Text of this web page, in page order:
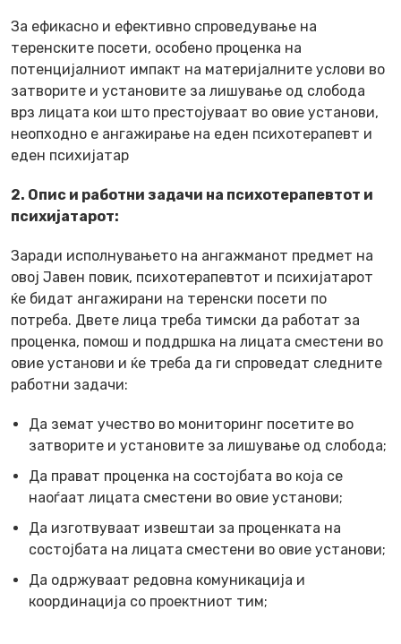
За ефикасно и ефективно спроведување на
теренските посети, особено проценка на
потенцијалниот импакт на материјалните услови во
затворите и установите за лишување од слобода
врз лицата кои што престојуваат во овие установи,
неопходно е ангажирање на еден психотерапевт и
еден психијатар
2. Опис и работни задачи на психотерапевтот и
психијатарот:
Заради исполнувањето на ангажманот предмет на
овој Јавен повик, психотерапевтот и психијатарот
ќе бидат ангажирани на теренски посети по
потреба. Двете лица треба тимски да работат за
проценка, помош и поддршка на лицата сместени во
овие установи и ќе треба да ги спроведат следните
работни задачи:
Да земат учество во мониторинг посетите во
затворите и установите за лишување од слобода;
Да прават проценка на состојбата во која се
наоѓаат лицата сместени во овие установи;
Да изготвуваат извештаи за проценката на
состојбата на лицата сместени во овие установи;
Да одржуваат редовна комуникација и
координација со проектниот тим;